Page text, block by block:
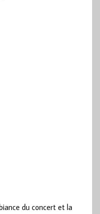
du concert et la